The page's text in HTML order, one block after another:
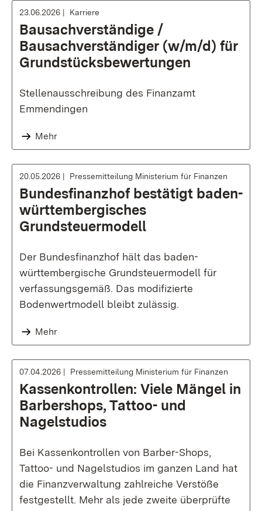
23.06.2026 Karriere
Bausachverständige /
Bausachverständiger (w/m/d) für
Grundstücksbewertungen
Stellenausschreibung des Finanzamt
Emmendingen
Mehr
20.05.2026 Pressemitteilung Ministerium für Finanzen
Bundesfinanzhof bestätigt baden-
württembergisches
Grundsteuermodell
Der Bundesfinanzhof hält das baden-
württembergische Grundsteuermodell für
verfassungsgemäß. Das modifizierte
Bodenwertmodell bleibt zulässig.
Mehr
07.04.2026 Pressemitteilung Ministerium für Finanzen
Kassenkontrollen: Viele Mängel in
Barbershops, Tattoo- und
Nagelstudios
Bei Kassenkontrollen von Barber-Shops,
Tattoo- und Nagelstudios im ganzen Land hat
die Finanzverwaltung zahlreiche Verstöße
festgestellt. Mehr als jede zweite überprüfte